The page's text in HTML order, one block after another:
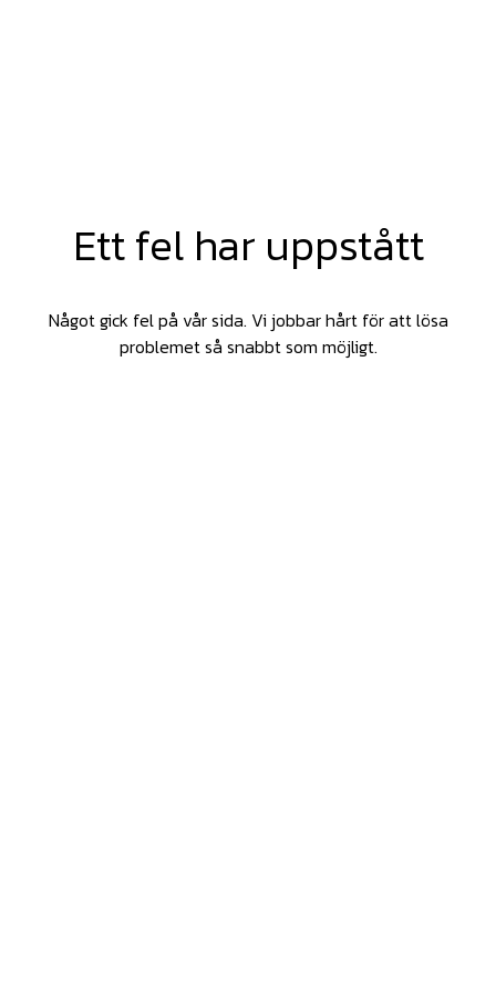
Ett fel har uppstått
Något gick fel på vår sida. Vi jobbar hårt för att lösa
problemet så snabbt som möjligt.